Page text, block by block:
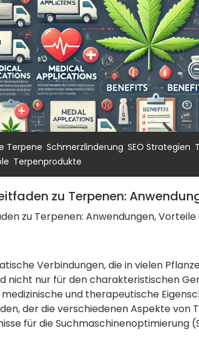
Terpene Schmerzlinderung SEO Strategien
Terpenprodukte
zu Terpenen:
zu Terpenen: Anwendungen, Vorteile
Verbindungen, die in vielen
nicht nur für den charakteristischen
und therapeutische
der die verschiedenen Aspekte
für die Suchmaschinenoptimierung